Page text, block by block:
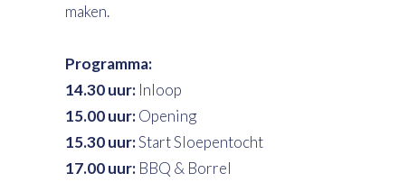
maken.
Programma:
14.30 uur: Inloop
15.00 uur:Opening
15.30 uur:Start Sloepentocht
17.00 uur: BBQ & Borrel